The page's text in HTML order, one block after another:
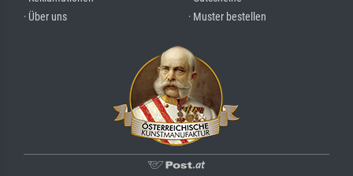
· Über uns
· Muster bestellen